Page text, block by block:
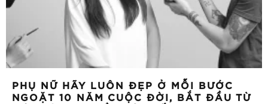
PHỤ NỮ HÃY LUÔN ĐẸP Ở MỖI BƯỚC
NGOẶT 10 NĂM CUỘC ĐỜI, BẮT ĐẦU TỪ